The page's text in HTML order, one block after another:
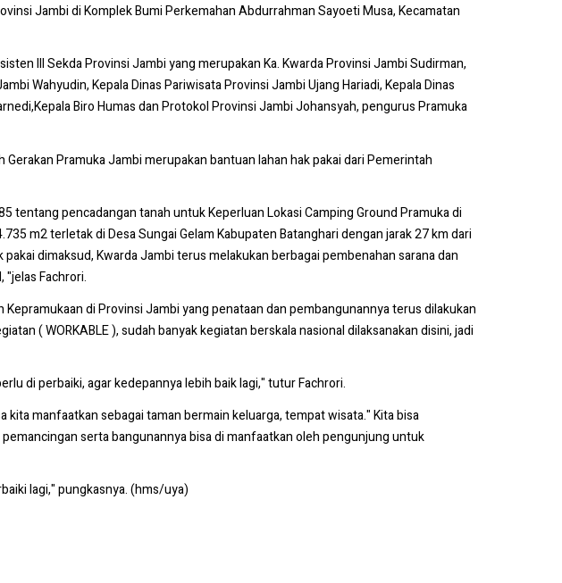
Jambi di Komplek Bumi Perkemahan Abdurrahman Sayoeti Musa, Kecamatan
III Sekda Provinsi Jambi yang merupakan Ka. Kwarda Provinsi Jambi Sudirman,
Wahyudin, Kepala Dinas Pariwisata Provinsi Jambi Ujang Hariadi, Kepala Dinas
Biro Humas dan Protokol Provinsi Jambi Johansyah, pengurus Pramuka
Pramuka Jambi merupakan bantuan lahan hak pakai dari Pemerintah
tentang pencadangan tanah untuk Keperluan Lokasi Camping Ground Pramuka di
m2 terletak di Desa Sungai Gelam Kabupaten Batanghari dengan jarak 27 km dari
dimaksud, Kwarda Jambi terus melakukan berbagai pembenahan sarana dan
Fachrori.
di Provinsi Jambi yang penataan dan pembangunannya terus dilakukan
( WORKABLE ), sudah banyak kegiatan berskala nasional dilaksanakan disini, jadi
di perbaiki, agar kedepannya lebih baik lagi," tutur Fachrori.
kita manfaatkan sebagai taman bermain keluarga, tempat wisata." Kita bisa
serta bangunannya bisa di manfaatkan oleh pengunjung untuk
lagi," pungkasnya. (hms/uya)